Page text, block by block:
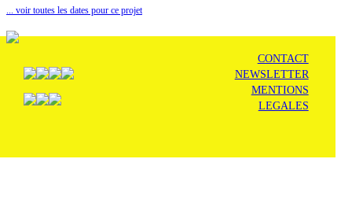
... voir toutes les dates pour ce projet
CONTACT
NEWSLETTER
MENTIONS
LEGALES